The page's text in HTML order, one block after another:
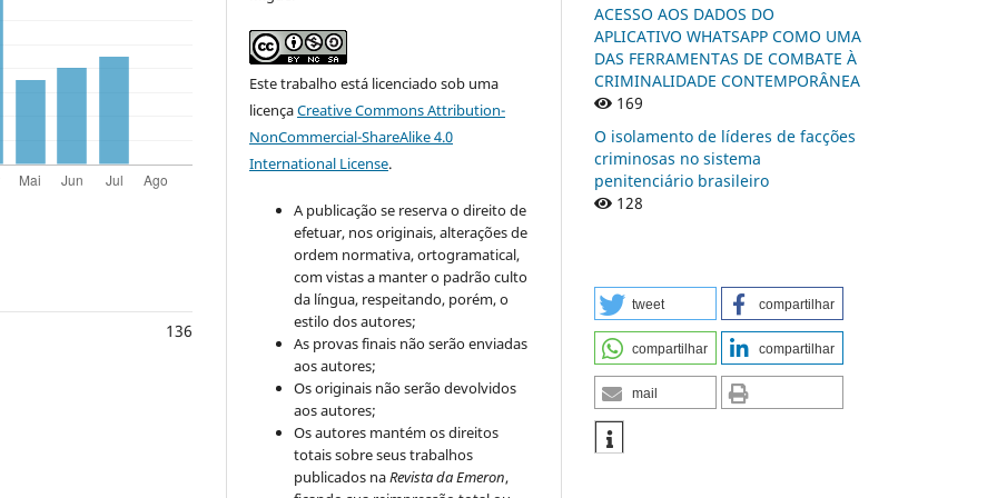
136
Este trabalho está licenciado sob uma
licençaCreative Commons Attribution-
NonCommercial-ShareAlike 4.0
International License.
A publicação se reserva o direito de
efetuar, nos originais, alterações de
ordem normativa, ortogramatical,
com vistas a manter o padrão culto
da língua, respeitando, porém, o
estilo dos autores;
As provas finais não serão enviadas
aos autores;
Os originais não serão devolvidos
aos autores;
Os autores mantém os direitos
totais sobre seus trabalhos
publicados naRevista da Emeron,
ACESSO AOS DADOS DO
APLICATIVO WHATSAPP COMO UMA
DAS FERRAMENTAS DE COMBATE À
CRIMINALIDADE CONTEMPORÂNEA
169
O isolamento de líderes de facções
criminosas no sistema
penitenciário brasileiro
128
tweet compartilhar
compartilhar compartilhar
mail